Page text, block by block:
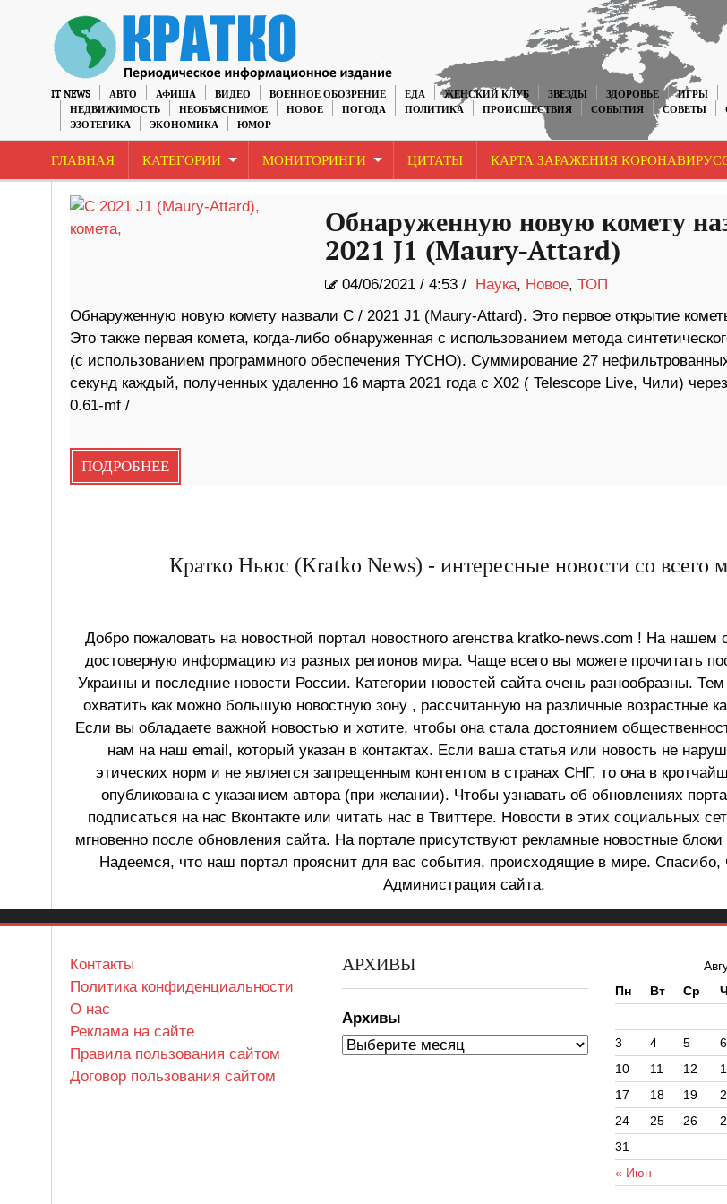
IT NEWS АВТО АФИША ВИДЕО ВОЕННОЕ ОБОЗРЕНИЕ ЕДА ЖЕНСКИЙ КЛУБ ЗВЕЗДЫ ЗДОРОВЬЕ ИГРЫ
НЕДВИЖИМОСТЬ
НЕОБЪЯСНИМОЕ НОВОЕ ПОГОДА ПОЛИТИКА ПРОИСШЕСТВИЯ СОБЫТИЯ СОВЕТЫ
ЭЗОТЕРИКА
ЭКОНОМИКА ЮМОР
ГЛАВНАЯ КАТЕГОРИИ МОНИТОРИНГИ ЦИТАТЫ КАРТА ЗАРАЖЕНИЯ
Обнаруженную новую комету
2021 J1 (Maury-Attard)
04/06/2021/ 4:53 / Наука, Новое, ТОП
Обнаруженную новую комету назвали C / 2021 J1 (Maury-Attard). Это первое открытие
Это также первая комета, когда-либо обнаруженная с использованием метода
(с использованием программного обеспечения TYCHO). Суммирование 27
секунд каждый, полученных удаленно 16 марта 2021 года с X02 ( Telescope Live, Чили)
0.61-mf /
ПОДРОБНЕЕ
Кратко Ньюс (Kratko News) - интересные новости со всего
Добро пожаловать на новостной портал новостного агенства kratko-news.com ! На нашем
достоверную информацию из разных регионов мира. Чаще всего вы можете прочитать
Украины и последние новости России. Категории новостей сайта очень разнообразны.
охватить как можно большую новостную зону , рассчитанную на различные возрастные
Если вы обладаете важной новостью и хотите, чтобы она стала достоянием
нам на наш email, который указан в контактах. Если ваша статья или новость не
этических норм и не является запрещенным контентом в странах СНГ, то она в
опубликована с указанием автора (при желании). Чтобы узнавать об обновлениях
подписаться на нас Вконтакте или читать нас в Твиттере. Новости в этих социальных
мгновенно после обновления сайта. На портале присутствуют рекламные новостные
Надеемся, что наш портал прояснит для вас события, происходящие в мире. Спасибо,
Администрация сайта.
Контакты
Политика конфиденциальности
О нас
Реклама на сайте
Правила пользования сайтом
Договор пользования сайтом
АРХИВЫ
Архивы
Пн
Вт Ср
« Июн
3
4 5 6
10
11 12
17
18 19
24
25 26
31